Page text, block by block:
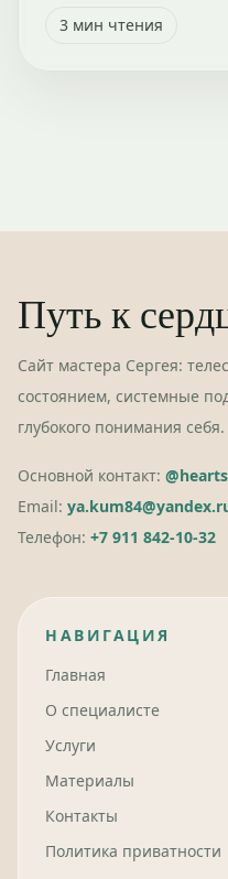
3 мин чтения
Путь к
Сайт мастера Сергея:
состоянием, системные
глубокого понимания себя.
Основной контакт:
Email:
Телефон: +7 911 842-10-32
НАВИГАЦИЯ
Главная
О специалисте
Услуги
Материалы
Контакты
Политика приватности